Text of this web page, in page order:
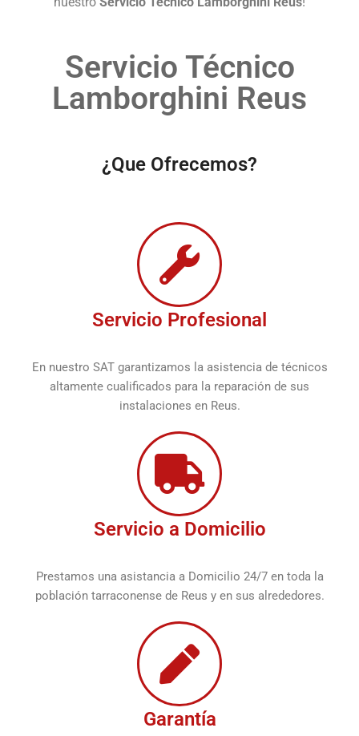
Servicio Técnico
Lamborghini Reus
¿Que Ofrecemos?
Servicio Profesional
En nuestro SAT garantizamos la asistencia de técnicos
altamente cualificados para la reparación de sus
instalaciones en Reus.
Servicio a Domicilio
Prestamos una asistancia a Domicilio 24/7 en toda la
población tarraconense de Reus y en sus alrededores.
Garantía